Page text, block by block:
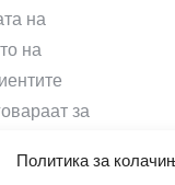
Политика за
на
на
за